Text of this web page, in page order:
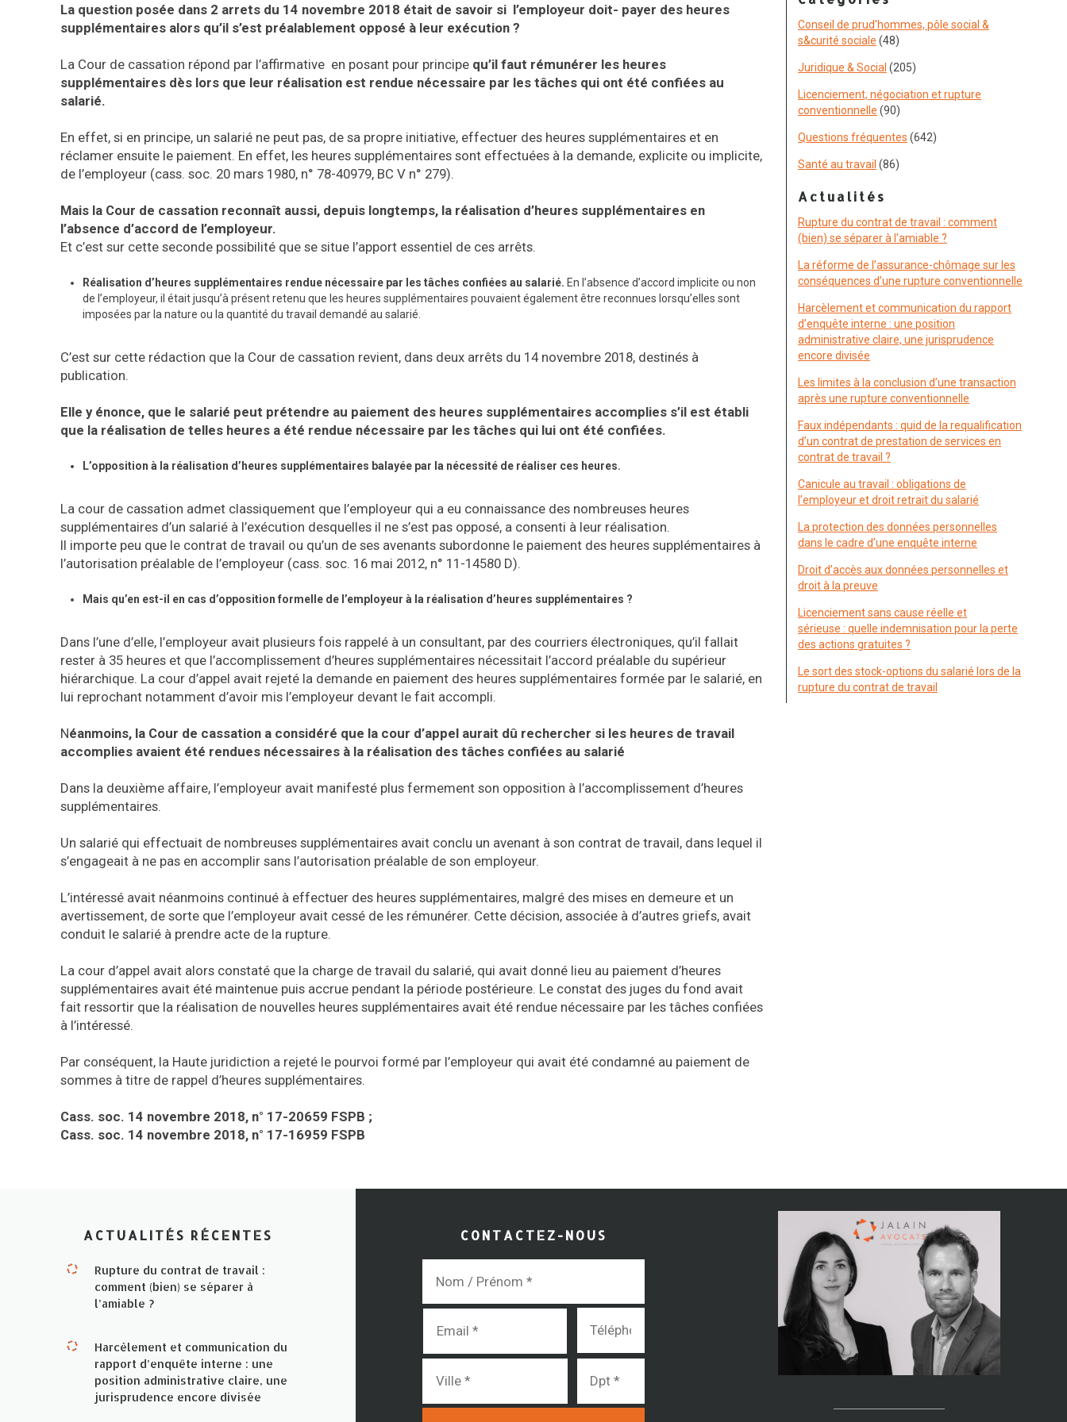
La question posée dans 2 arrets du 14 novembre 2018 était de savoir si l’employeur doit- payer des heures
supplémentaires alors qu’il s’est préalablement opposé à leur exécution ?
La Cour de cassation répond par l’affirmative en posant pour principe qu’il faut rémunérer les heures
supplémentaires dès lors que leur réalisation est rendue nécessaire par les tâches qui ont été confiées au
salarié.
En effet, si en principe, un salarié ne peut pas, de sa propre initiative, effectuer des heures supplémentaires et en
réclamer ensuite le paiement. En effet, les heures supplémentaires sont effectuées à la demande, explicite ou implicite,
de l’employeur (cass. soc. 20 mars 1980, n° 78-40979, BC V n° 279).
Mais la Cour de cassation reconnaît aussi, depuis longtemps, la réalisation d’heures supplémentaires en
l’absence d’accord de l’employeur.
Et c’est sur cette seconde possibilité que se situe l’apport essentiel de ces arrêts.
Réalisation d’heures supplémentaires rendue nécessaire par les tâches confiées au salarié. En l’absence d’accord implicite ou non
de l’employeur, il était jusqu’à présent retenu que les heures supplémentaires pouvaient également être reconnues lorsqu’elles sont
imposées par la nature ou la quantité du travail demandé au salarié.
C’est sur cette rédaction que la Cour de cassation revient, dans deux arrêts du 14 novembre 2018, destinés à
publication.
Elle y énonce, que le salarié peut prétendre au paiement des heures supplémentaires accomplies s’il est établi
que la réalisation de telles heures a été rendue nécessaire par les tâches qui lui ont été confiées.
L’opposition à la réalisation d’heures supplémentaires balayée par la nécessité de réaliser ces heures.
La cour de cassation admet classiquement que l’employeur qui a eu connaissance des nombreuses heures
supplémentaires d’un salarié à l’exécution desquelles il ne s’est pas opposé, a consenti à leur réalisation.
Il importe peu que le contrat de travail ou qu’un de ses avenants subordonne le paiement des heures supplémentaires à
l’autorisation préalable de l’employeur (cass. soc. 16 mai 2012, n° 11-14580 D).
Mais qu’en est-il en cas d’opposition formelle de l’employeur à la réalisation d’heures supplémentaires ?
Dans l’une d’elle, l’employeur avait plusieurs fois rappelé à un consultant, par des courriers électroniques, qu’il fallait
rester à 35 heures et que l’accomplissement d’heures supplémentaires nécessitait l’accord préalable du supérieur
hiérarchique. La cour d’appel avait rejeté la demande en paiement des heures supplémentaires formée par le salarié, en
lui reprochant notamment d’avoir mis l’employeur devant le fait accompli.
Néanmoins, la Cour de cassation a considéré que la cour d’appel aurait dû rechercher si les heures de travail
accomplies avaient été rendues nécessaires à la réalisation des tâches confiées au salarié
Dans la deuxième affaire, l’employeur avait manifesté plus fermement son opposition à l’accomplissement d’heures
supplémentaires.
Un salarié qui effectuait de nombreuses supplémentaires avait conclu un avenant à son contrat de travail, dans lequel il
s’engageait à ne pas en accomplir sans l’autorisation préalable de son employeur.
L’intéressé avait néanmoins continué à effectuer des heures supplémentaires, malgré des mises en demeure et un
avertissement, de sorte que l’employeur avait cessé de les rémunérer. Cette décision, associée à d’autres griefs, avait
conduit le salarié à prendre acte de la rupture.
La cour d’appel avait alors constaté que la charge de travail du salarié, qui avait donné lieu au paiement d’heures
supplémentaires avait été maintenue puis accrue pendant la période postérieure. Le constat des juges du fond avait
fait ressortir que la réalisation de nouvelles heures supplémentaires avait été rendue nécessaire par les tâches confiées
à l’intéressé.
Par conséquent, la Haute juridiction a rejeté le pourvoi formé par l’employeur qui avait été condamné au paiement de
sommes à titre de rappel d’heures supplémentaires.
Cass. soc. 14 novembre 2018, n° 17-20659 FSPB ;
Cass. soc. 14 novembre 2018, n° 17-16959 FSPB
Conseil de prud'hommes, pôle social &
s&curité sociale (48)
Juridique & Social (205)
Licenciement, négociation et rupture
conventionnelle (90)
Questions fréquentes (642)
Santé au travail (86)
Actualités
Rupture du contrat de travail : comment
(bien) se séparer à l’amiable ?
La réforme de l’assurance-chômage sur les
conséquences d’une rupture conventionnelle
Harcèlement et communication du rapport
d’enquête interne : une position
administrative claire, une jurisprudence
encore divisée
Les limites à la conclusion d’une transaction
après une rupture conventionnelle
Faux indépendants : quid de la requalification
d’un contrat de prestation de services en
contrat de travail ?
Canicule au travail : obligations de
l’employeur et droit retrait du salarié
La protection des données personnelles
dans le cadre d’une enquête interne
Droit d’accès aux données personnelles et
droit à la preuve
Licenciement sans cause réelle et
sérieuse : quelle indemnisation pour la perte
des actions gratuites ?
Le sort des stock-options du salarié lors de la
rupture du contrat de travail
ACTUALITÉS RÉCENTES
Rupture du contrat de travail :
comment (bien) se séparer à
l’amiable ?
Harcèlement et communication du
rapport d’enquête interne : une
position administrative claire, une
jurisprudence encore divisée
CONTACTEZ-NOUS